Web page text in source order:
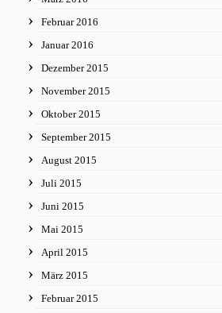
Februar 2016
Januar 2016
Dezember 2015
November 2015
Oktober 2015
September 2015
August 2015
Juli 2015
Juni 2015
Mai 2015
April 2015
März 2015
Februar 2015